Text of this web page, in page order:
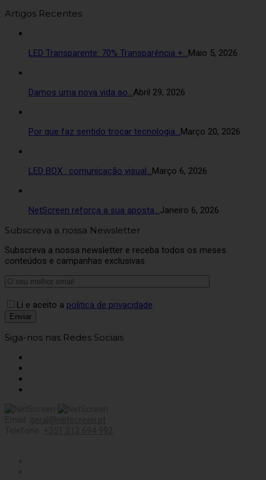
Artigos Recentes
LED Transparente: 70% Transparência +…Maio 5, 2026
Damos uma nova vida ao…Abril 29, 2026
Por que faz sentido trocar tecnologia…Março 20, 2026
LED BOX : comunicação visual…Março 6, 2026
NetScreen reforça a sua aposta…Janeiro 6, 2026
Subscreva a nossa Newsletter
Subscreva a nossa newsletter e receba todos os meses
conteúdos e campanhas exclusivas.
Li e aceito a politica de privacidade
Siga-nos nas Redes Sociais